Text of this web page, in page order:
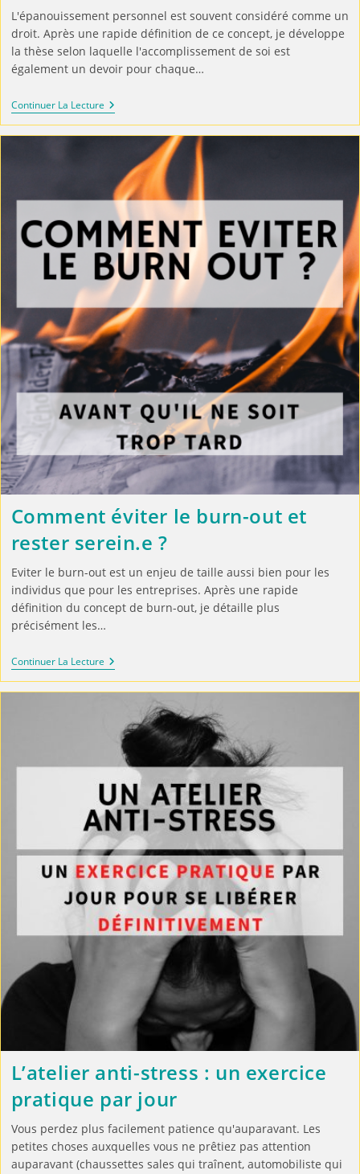
L'épanouissement personnel est souvent considéré comme un
droit. Après une rapide définition de ce concept, je développe
la thèse selon laquelle l'accomplissement de soi est
également un devoir pour chaque…
Continuer La Lecture
Comment éviter le burn-out et
rester serein.e ?
Eviter le burn-out est un enjeu de taille aussi bien pour les
individus que pour les entreprises. Après une rapide
définition du concept de burn-out, je détaille plus
précisément les…
Continuer La Lecture
L’atelier anti-stress : un exercice
pratique par jour
Vous perdez plus facilement patience qu'auparavant. Les
petites choses auxquelles vous ne prêtiez pas attention
auparavant (chaussettes sales qui traînent, automobiliste qui